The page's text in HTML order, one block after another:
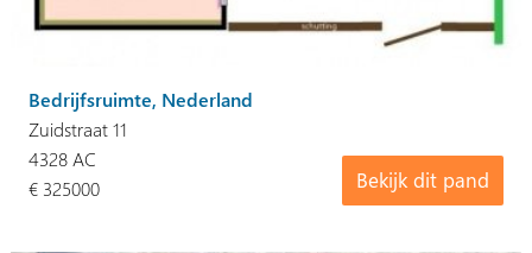
Bedrijfsruimte, Nederland
Zuidstraat 11
Bekijk dit pand
4328 AC
€ 325000